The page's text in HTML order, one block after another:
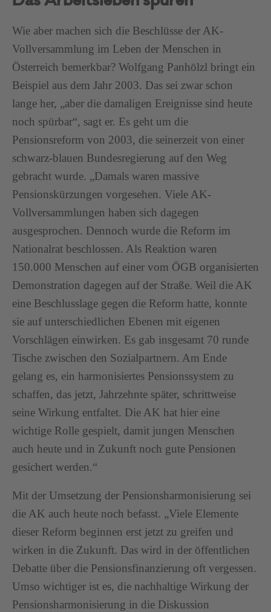
Wie aber machen sich die Beschlüsse der AK-
Vollversammlung im Leben der Menschen in
Österreich bemerkbar? Wolfgang Panhölzl bringt ein
Beispiel aus dem Jahr 2003. Das sei zwar schon
lange her, „aber die damaligen Ereignisse sind heute
noch spürbar“, sagt er. Es geht um die
Pensionsreform von 2003, die seinerzeit von einer
schwarz-blauen Bundesregierung auf den Weg
gebracht wurde. „Damals waren massive
Pensionskürzungen vorgesehen. Viele AK-
Vollversammlungen haben sich dagegen
ausgesprochen. Dennoch wurde die Reform im
Nationalrat beschlossen. Als Reaktion waren
150.000 Menschen auf einer vom ÖGB organisierten
Demonstration dagegen auf der Straße. Weil die AK
eine Beschlusslage gegen die Reform hatte, konnte
sie auf unterschiedlichen Ebenen mit eigenen
Vorschlägen einwirken. Es gab insgesamt 70 runde
Tische zwischen den Sozialpartnern. Am Ende
gelang es, ein harmonisiertes Pensionssystem zu
schaffen, das jetzt, Jahrzehnte später, schrittweise
seine Wirkung entfaltet. Die AK hat hier eine
wichtige Rolle gespielt, damit jungen Menschen
auch heute und in Zukunft noch gute Pensionen
gesichert werden.“
Mit der Umsetzung der Pensionsharmonisierung sei
die AK auch heute noch befasst. „Viele Elemente
dieser Reform beginnen erst jetzt zu greifen und
wirken in die Zukunft. Das wird in der öffentlichen
Debatte über die Pensionsfinanzierung oft vergessen.
Umso wichtiger ist es, die nachhaltige Wirkung der
Pensionsharmonisierung in die Diskussion